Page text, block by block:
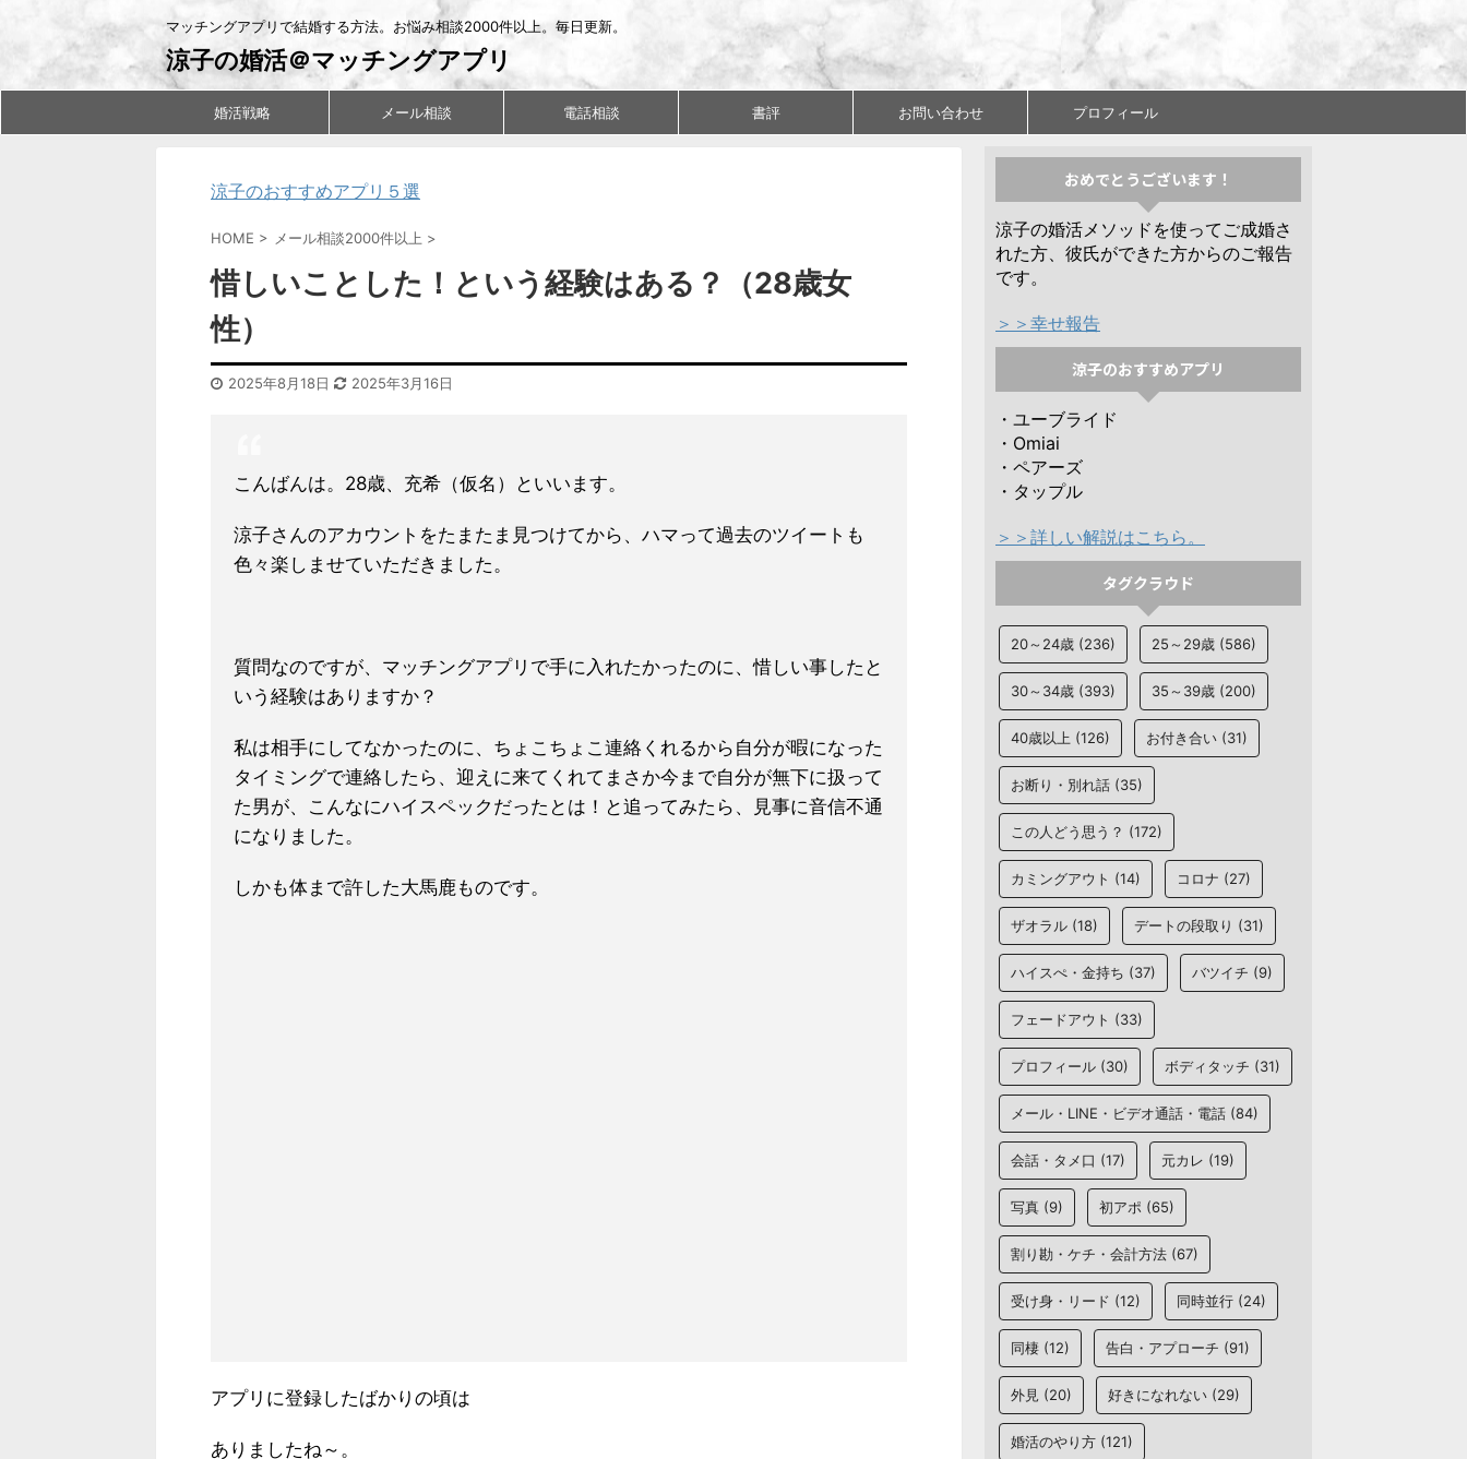
マッチングアプリで結婚する方法。お悩み相談2000件以上。毎日更新。
涼子の婚活＠マッチングアプリ
婚活戦略 メール相談 電話相談 書評 お問い合わせ プロフィール
涼子のおすすめアプリ５選
HOME > メール相談2000件以上 >
惜しいことした！という経験はある？（28歳女
性）
2025年8月18日 2025年3月16日
こんばんは。28歳、充希（仮名）といいます。
涼子さんのアカウントをたまたま見つけてから、ハマって過去のツイートも
色々楽しませていただきました。
質問なのですが、マッチングアプリで手に入れたかったのに、惜しい事したと
いう経験はありますか？
私は相手にしてなかったのに、ちょこちょこ連絡くれるから自分が暇になった
タイミングで連絡したら、迎えに来てくれてまさか今まで自分が無下に扱って
た男が、こんなにハイスペックだったとは！と追ってみたら、見事に音信不通
になりました。
しかも体まで許した大馬鹿ものです。
アプリに登録したばかりの頃は
ありましたね～。
おめでとうございます！
涼子の婚活メソッドを使ってご成婚さ
れた方、彼氏ができた方からのご報告
です。
＞＞幸せ報告
涼子のおすすめアプリ
・ユーブライド
・Omiai
・ペアーズ
・タップル
＞＞詳しい解説はこちら。
タグクラウド
20～24歳 (236) 25～29歳 (586)
30～34歳 (393) 35～39歳 (200)
40歳以上 (126) お付き合い (31)
お断り・別れ話 (35)
この人どう思う？ (172)
カミングアウト (14) コロナ (27)
ザオラル (18) デートの段取り (31)
ハイスぺ・金持ち (37) バツイチ (9)
フェードアウト (33)
プロフィール (30) ボディタッチ (31)
メール・LINE・ビデオ通話・電話 (84)
会話・タメ口 (17) 元カレ (19)
写真 (9) 初アポ (65)
割り勘・ケチ・会計方法 (67)
受け身・リード (12) 同時並行 (24)
同棲 (12) 告白・アプローチ (91)
外見 (20) 好きになれない (29)
婚活のやり方 (121)